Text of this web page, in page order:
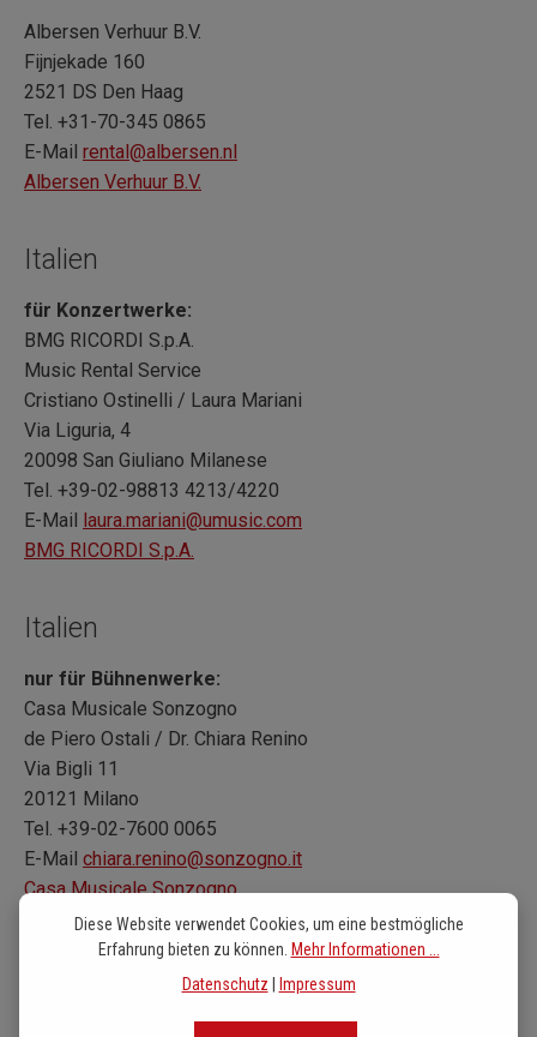
Albersen Verhuur B.V.
Fijnjekade 160
2521 DS Den Haag
Tel. +31-70-345 0865
E-Mail rental@albersen.nl
Albersen Verhuur B.V.
Italien
für Konzertwerke:
BMG RICORDI S.p.A.
Music Rental Service
Cristiano Ostinelli / Laura Mariani
Via Liguria, 4
20098 San Giuliano Milanese
Tel. +39-02-98813 4213/4220
E-Mail
laura.mariani@umusic.com
BMG RICORDI S.p.A.
Italien
nur für Bühnenwerke:
Casa Musicale Sonzogno
de Piero Ostali / Dr. Chiara Renino
Via Bigli 11
20121 Milano
Tel. +39-02-7600 0065
E-Mail chiara.renino@sonzogno.it
Casa Musicale Sonzogno
Diese Website verwendet Cookies, um eine bestmögliche
Erfahrung bieten zu können. Mehr Informationen ...
Datenschutz
Impressum